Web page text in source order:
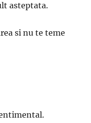
asteptata.
si nu te teme